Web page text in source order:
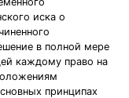
иска о
в полной мере
каждому право на
принципах